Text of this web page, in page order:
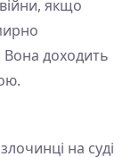
якщо
Вона доходить
на суді